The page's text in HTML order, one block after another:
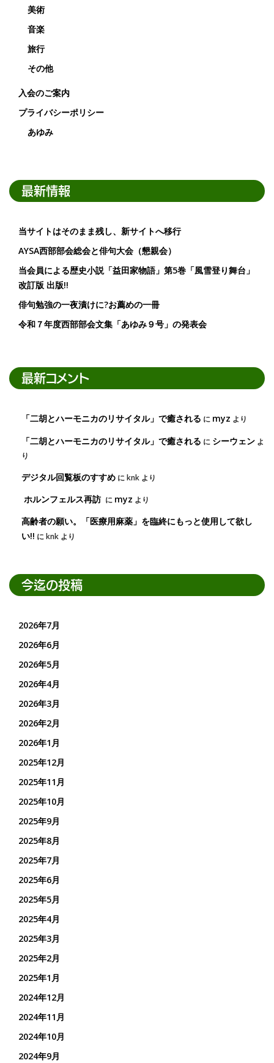
美術
音楽
旅行
その他
入会のご案内
プライバシーポリシー
あゆみ
最新情報
当サイトはそのまま残し、新サイトへ移行
AYSA西部部会総会と俳句大会（懇親会）
当会員による歴史小説「益田家物語」第5巻「風雪登り舞台」
改訂版 出版!!
俳句勉強の一夜漬けに?お薦めの一冊
令和７年度西部部会文集「あゆみ９号」の発表会
最新コメント
「二胡とハーモニカのリサイタル」で癒される に myz より
「二胡とハーモニカのリサイタル」で癒される に シーウェン よ
り
デジタル回覧板のすすめ にknk より
ホルンフェルス再訪 に myz より
高齢者の願い。「医療用麻薬」を臨終にもっと使用して欲し
い!! にknk より
今迄の投稿
2026年7月
2026年6月
2026年5月
2026年4月
2026年3月
2026年2月
2026年1月
2025年12月
2025年11月
2025年10月
2025年9月
2025年8月
2025年7月
2025年6月
2025年5月
2025年4月
2025年3月
2025年2月
2025年1月
2024年12月
2024年11月
2024年10月
2024年9月